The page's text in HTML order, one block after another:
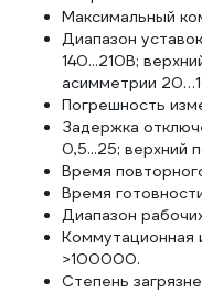
Максимальный
Диапазон
140...210В;
асимметрии
Погрешность
Задержка
0,5...25; верхний
Время
Время
Диапазон
Коммутационная
>100000.
Степень